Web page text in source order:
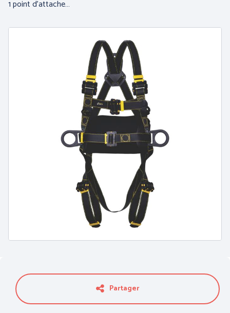
PROTECTION DES MAINS
PROTECTION DU CORPS
PROTECTION DU CORPS
- TECHNIQUE -
1 point d'attache…
Partager